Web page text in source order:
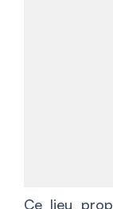
Ce lieu